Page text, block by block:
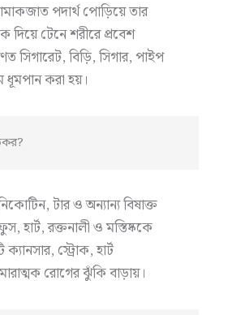
পদার্থ পোড়িয়ে তার
দিয়ে টেনে শরীরে প্রবেশ
সিগারেট, বিড়ি, সিগার, পাইপ
ধূমপান করা হয়।
টার ও অন্যান্য বিষাক্ত
হার্ট, রক্তনালী ও মস্তিষ্ককে
স্ট্রোক, হার্ট
রোগের ঝুঁকি বাড়ায়।